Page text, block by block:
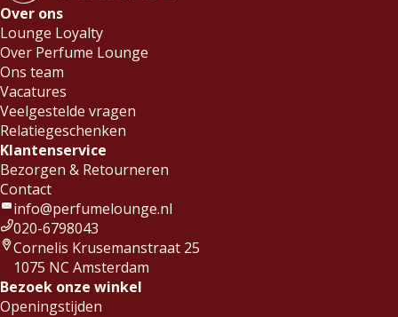
Over ons
Lounge Loyalty
Over Perfume Lounge
Ons team
Vacatures
Veelgestelde vragen
Relatiegeschenken
Klantenservice
Bezorgen & Retourneren
Contact
info@perfumelounge.nl
020-6798043
Cornelis Krusemanstraat 25
1075 NC Amsterdam
Bezoek onze winkel
Openingstijden